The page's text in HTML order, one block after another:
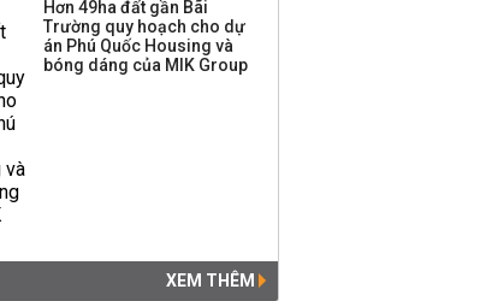
Hơn 49ha đất gần Bãi
Trường quy hoạch cho dự
án Phú Quốc Housing và
bóng dáng của MIK Group
XEM THÊM